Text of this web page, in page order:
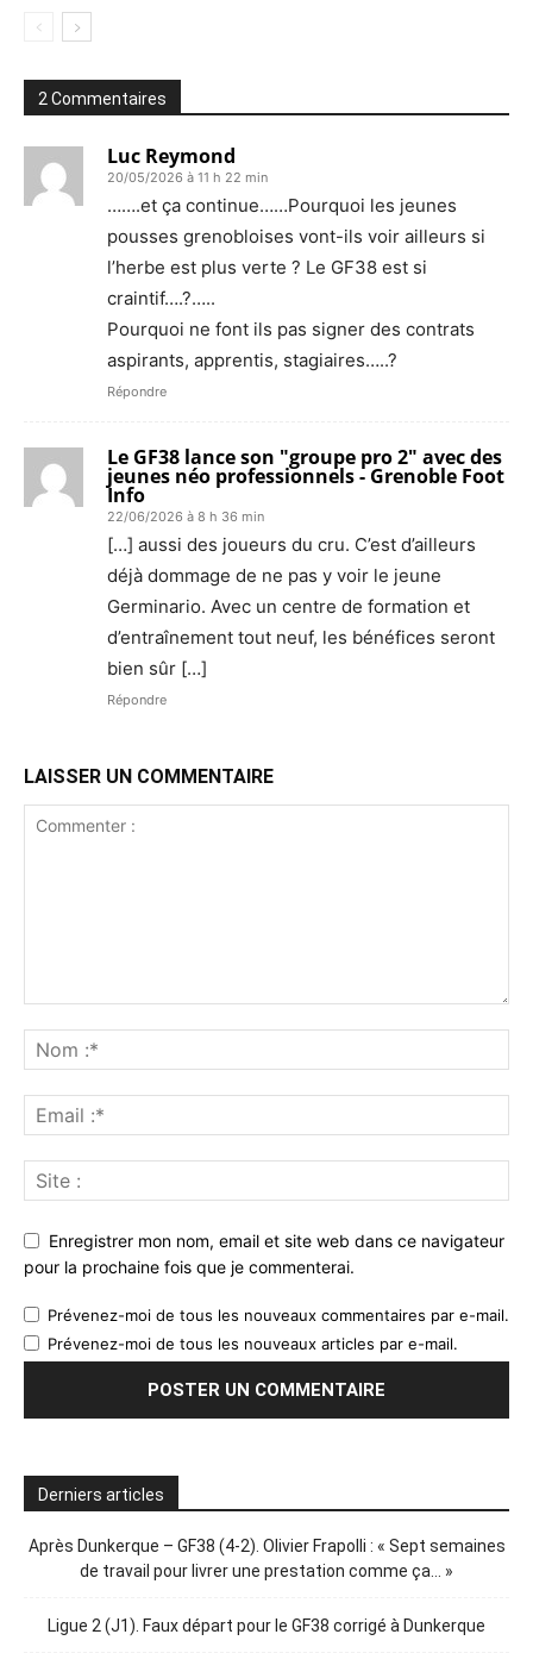
2 Commentaires
Luc Reymond
20/05/2026 à 11 h 22 min
…….et ça continue……Pourquoi les jeunes
pousses grenobloises vont-ils voir ailleurs si
l’herbe est plus verte ? Le GF38 est si
craintif….?…..
Pourquoi ne font ils pas signer des contrats
aspirants, apprentis, stagiaires…..?
Répondre
Le GF38 lance son "groupe pro 2" avec des
jeunes néo professionnels - Grenoble Foot
Info
22/06/2026 à 8 h 36 min
[…] aussi des joueurs du cru. C’est d’ailleurs
déjà dommage de ne pas y voir le jeune
Germinario. Avec un centre de formation et
d’entraînement tout neuf, les bénéfices seront
bien sûr […]
Répondre
LAISSER UN COMMENTAIRE
Enregistrer mon nom, email et site web dans ce navigateur
pour la prochaine fois que je commenterai.
Prévenez-moi de tous les nouveaux commentaires par e-mail.
Prévenez-moi de tous les nouveaux articles par e-mail.
Derniers articles
Après Dunkerque – GF38 (4-2). Olivier Frapolli : « Sept semaines
de travail pour livrer une prestation comme ça… »
Ligue 2 (J1). Faux départ pour le GF38 corrigé à Dunkerque